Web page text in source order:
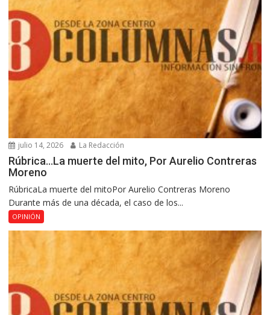
julio 14, 2026 La Redacción
Rúbrica…La muerte del mito, Por Aurelio Contreras
Moreno
RúbricaLa muerte del mitoPor Aurelio Contreras Moreno
Durante más de una década, el caso de los...
OPINIÓN